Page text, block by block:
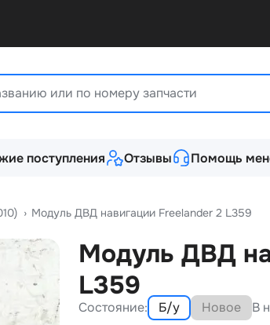
поступления Отзывы Помощь
› Модуль ДВД навигации Freelander 2 L359
Модуль ДВД
L359
Состояние: Б/у Новое В